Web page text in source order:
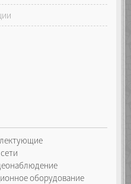
оборудование